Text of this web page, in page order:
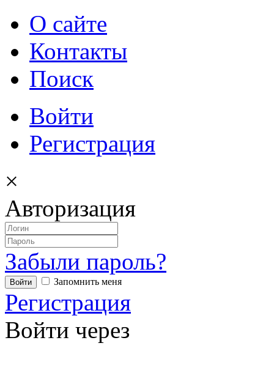
О сайте
Контакты
Поиск
Войти
Регистрация
×
Авторизация
Забыли пароль?
Запомнить меня
Регистрация
Войти через